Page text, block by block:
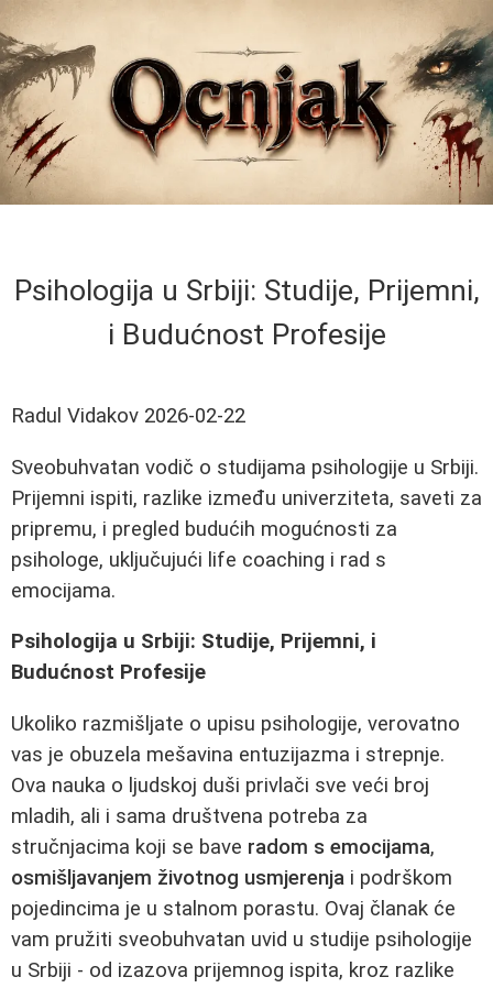
Psihologija u Srbiji: Studije, Prijemni,
i Budućnost Profesije
Radul Vidakov 2026-02-22
Sveobuhvatan vodič o studijama psihologije u Srbiji.
Prijemni ispiti, razlike između univerziteta, saveti za
pripremu, i pregled budućih mogućnosti za
psihologe, uključujući life coaching i rad s
emocijama.
Psihologija u Srbiji: Studije, Prijemni, i
Budućnost Profesije
Ukoliko razmišljate o upisu psihologije, verovatno
vas je obuzela mešavina entuzijazma i strepnje.
Ova nauka o ljudskoj duši privlači sve veći broj
mladih, ali i sama društvena potreba za
stručnjacima koji se bave radom s emocijama,
osmišljavanjem životnog usmjerenja i podrškom
pojedincima je u stalnom porastu. Ovaj članak će
vam pružiti sveobuhvatan uvid u studije psihologije
u Srbiji - od izazova prijemnog ispita, kroz razlike